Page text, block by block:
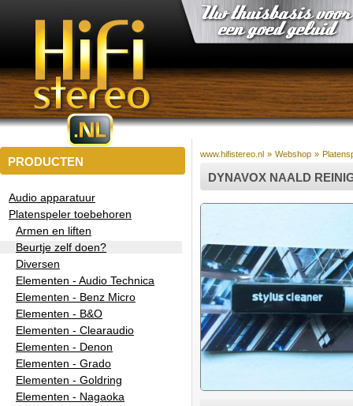
PRODUCTEN
Audio apparatuur
Platenspeler toebehoren
Armen en liften
Beurtje zelf doen?
Diversen
Elementen - Audio Technica
Elementen - Benz Micro
Elementen - B&O
Elementen - Clearaudio
Elementen - Denon
Elementen - Grado
Elementen - Goldring
Elementen - Nagaoka
www.hifistereo.nl » Webshop »
DYNAVOX NAALD